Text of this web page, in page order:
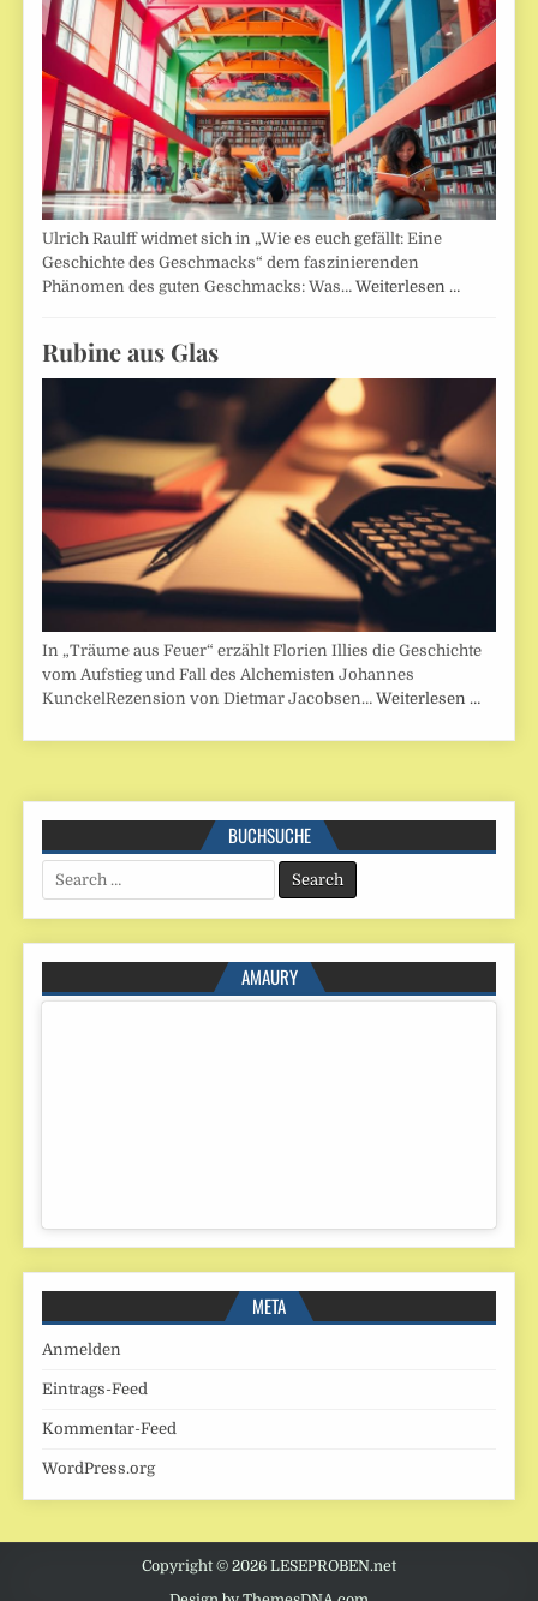
Ulrich Raulff widmet sich in „Wie es euch gefällt: Eine
Geschichte des Geschmacks“ dem faszinierenden
Phänomen des guten Geschmacks: Was…Weiterlesen …
Rubine aus Glas
In „Träume aus Feuer“ erzählt Florien Illies die Geschichte
vom Aufstieg und Fall des Alchemisten Johannes
KunckelRezension von Dietmar Jacobsen…Weiterlesen …
BUCHSUCHE
Search
for:
AMAURY
META
Anmelden
Eintrags-Feed
Kommentar-Feed
WordPress.org
Copyright © 2026 LESEPROBEN.net